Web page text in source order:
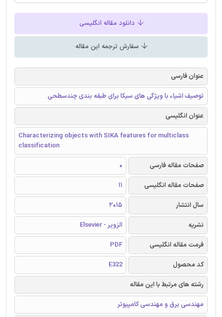
دانلود مقاله انگلیسی
سفارش ترجمه این مقاله
عنوان فارسی
توصیف اشیاء با ویژگی های سیکا برای طبقه بندی چندسطحی
عنوان انگلیسی
Characterizing objects with SIKA features for multiclass
classification
صفحات مقاله فارسی
0
صفحات مقاله انگلیسی
11
سال انتشار
2015
نشریه
الزویر - Elsevier
فرمت مقاله انگلیسی
PDF
کد محصول
E322
رشته های مرتبط با این مقاله
مهندسی برق و مهندسی کامپیوتر